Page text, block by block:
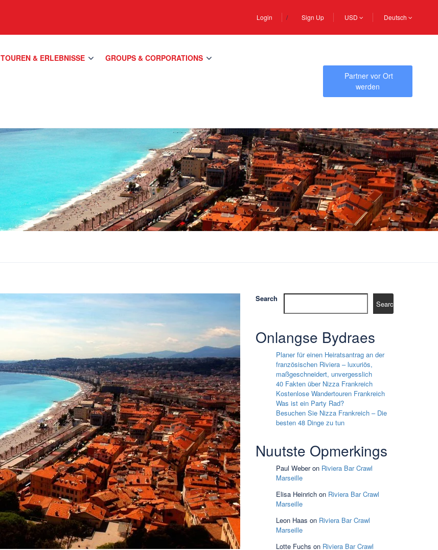
Login Sign Up USD Deutsch
TOUREN & ERLEBNISSE GROUPS & CORPORATIONS
Partner vor Ort
werden
Search
Search
Onlangse Bydraes
Planer für einen Heiratsantrag an der
französischen Riviera – luxuriös,
maßgeschneidert, unvergesslich
40 Fakten über Nizza Frankreich
Kostenlose Wandertouren Frankreich
Was ist ein Party Rad?
Besuchen Sie Nizza Frankreich – Die
besten 48 Dinge zu tun
Nuutste Opmerkings
Paul Weberon Riviera Bar Crawl
Marseille
Elisa Heinrich on Riviera Bar Crawl
Marseille
Leon Haas on Riviera Bar Crawl
Marseille
Lotte Fuchs on Riviera Bar Crawl